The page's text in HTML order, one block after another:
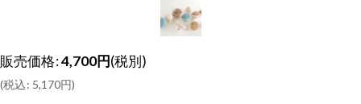
販売価格:4,700円(税別)
(税込: 5,170円)